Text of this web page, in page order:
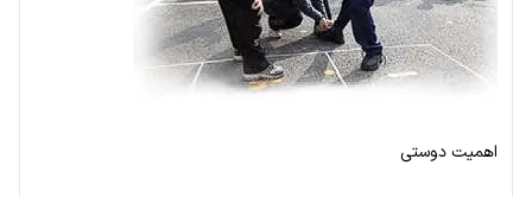
اهمیت دوستی